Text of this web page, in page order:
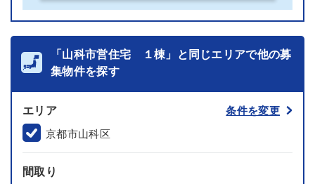
「山科市営住宅 １棟」と同じエリアで他の募
集物件を探す
エリア
条件を変更
京都市山科区
間取り